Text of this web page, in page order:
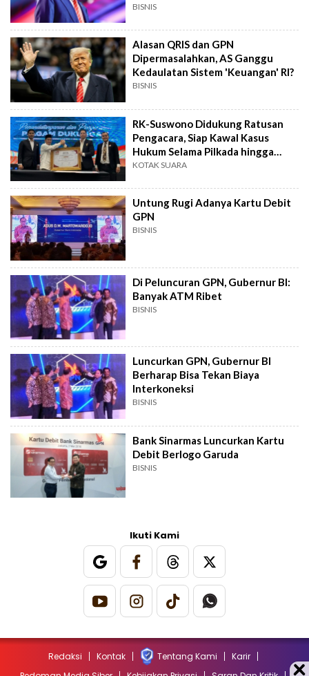
BISNIS
Alasan QRIS dan GPN
Dipermasalahkan, AS Ganggu
Kedaulatan Sistem 'Keuangan' RI?
BISNIS
RK-Suswono Didukung Ratusan
Pengacara, Siap Kawal Kasus
Hukum Selama Pilkada hingga
Gugatan di MK
KOTAK SUARA
Untung Rugi Adanya Kartu Debit
GPN
BISNIS
Di Peluncuran GPN, Gubernur BI:
Banyak ATM Ribet
BISNIS
Luncurkan GPN, Gubernur BI
Berharap Bisa Tekan Biaya
Interkoneksi
BISNIS
Bank Sinarmas Luncurkan Kartu
Debit Berlogo Garuda
BISNIS
Ikuti Kami
Redaksi Kontak Tentang Kami
Karir